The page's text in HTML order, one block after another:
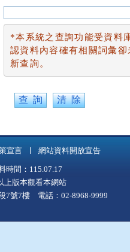
*本系統之查詢功能受資料
認資料內容確有相關詞彙
新查詢。
宣言 網站資料開放宣告
時間：115.07.17
上版本觀看本網站
7號7樓 電話：02-8968-9999